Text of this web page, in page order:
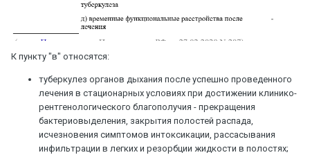
К пункту "в" относятся:
туберкулез органов дыхания после успешно проведенного
лечения в стационарных условиях при достижении клинико-
рентгенологического благополучия - прекращения
бактериовыделения, закрытия полостей распада,
исчезновения симптомов интоксикации, рассасывания
инфильтрации в легких и резорбции жидкости в полостях;